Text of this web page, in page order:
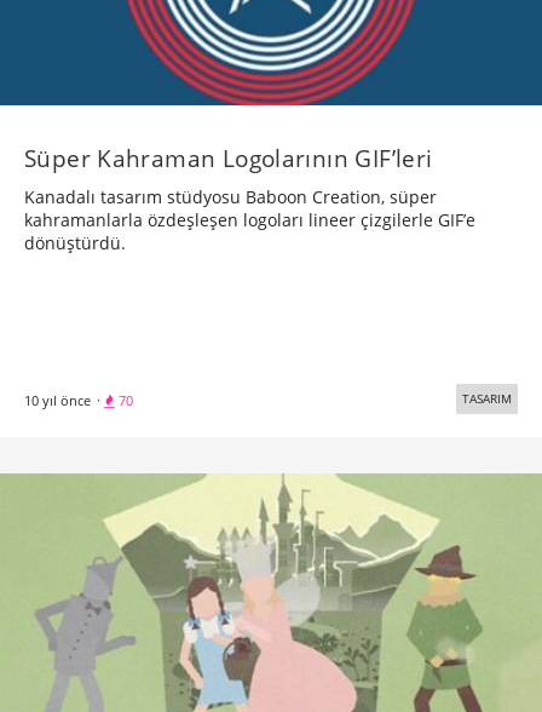
Süper Kahraman Logolarının GIF’leri
Kanadalı tasarım stüdyosu Baboon Creation, süper
kahramanlarla özdeşleşen logoları lineer çizgilerle GIF’e
dönüştürdü.
10 yıl önce · 70 TASARIM